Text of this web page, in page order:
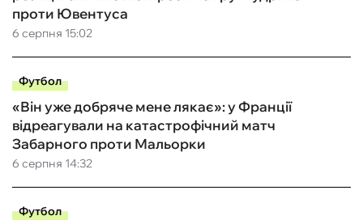
6 серпня 15:02
проти Ювентуса
Футбол
6 серпня 14:32
«Він уже добряче мене лякає»: у Франції
відреагували на катастрофічний матч
Забарного проти Мальорки
Футбол